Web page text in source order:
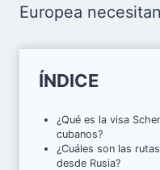
Europea
ÍNDICE
¿Qué es la visa
cubanos?
¿Cuáles son las
desde Rusia?